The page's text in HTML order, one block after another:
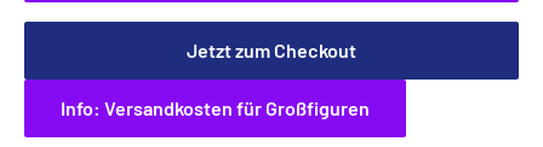
Jetzt zum Checkout
Info: Versandkosten für Großfiguren